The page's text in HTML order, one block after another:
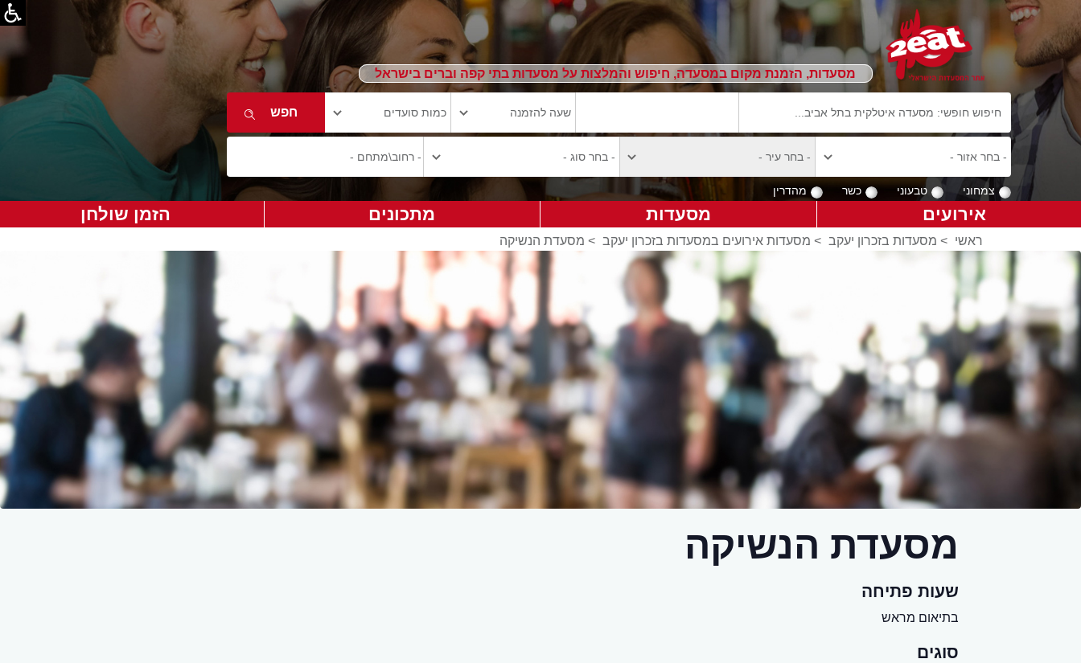
מסעדות, הזמנת מקום במסעדה, חיפוש והמלצות על מסעדות בתי קפה וברים בישראל
צמחוני טבעוני כשר מהדרין
אירועים מסעדות מתכונים הזמן שולחן
ראשי > מסעדות בזכרון יעקב > מסעדות אירועים במסעדות בזכרון יעקב > מסעדת הנשיקה
מסעדת הנשיקה
שעות פתיחה
בתיאום מראש
סוגים